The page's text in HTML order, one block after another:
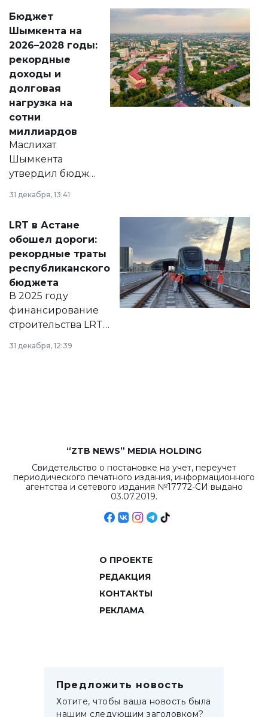
народу
Венесуэлы.
Бюджет
Шымкента на
2026–2028 годы:
рекордные
доходы и
долговая
нагрузка на
сотни
миллиардов
Маслихат
Шымкента
утвердил бюджет
2028 годы.
документ
появился в базе
нормативных
правовых актов и
на сайте маслихат
города.
31 декабря, 13:41
LRT в Астане
обошел дороги:
рекордные траты
республиканского
бюджета
В 2025 году
финансирование
строительства LRT
республиканского
31 декабря, 12:39
“ZTB NEWS” MEDIA HOLDING
Свидетельство о постановке на учет, переучет
периодического печатного издания, информационного
агентства и сетевого издания №17772-СИ выдано
03.07.2019.
О ПРОЕКТЕ
РЕДАКЦИЯ
КОНТАКТЫ
РЕКЛАМА
Предложить новость
Хотите, чтобы ваша новость была
нашим следующим заголовком?